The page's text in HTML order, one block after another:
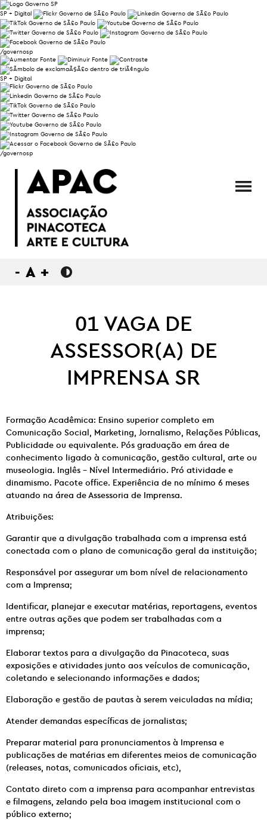
SP + Digital
/governosp
SP + Digital
/governosp
- A +
01 VAGA DE
ASSESSOR(A) DE
IMPRENSA SR
Formação Acadêmica: Ensino superior completo em
Comunicação Social, Marketing, Jornalismo, Relações Públicas,
Publicidade ou equivalente. Pós graduação em área de
conhecimento ligado à comunicação, gestão cultural, arte ou
museologia. Inglês – Nível Intermediário. Pró atividade e
dinamismo. Pacote office. Experiência de no mínimo 6 meses
atuando na área de Assessoria de Imprensa.
Atribuições:
Garantir que a divulgação trabalhada com a imprensa está
conectada com o plano de comunicação geral da instituição;
Responsável por assegurar um bom nível de relacionamento
com a Imprensa;
Identificar, planejar e executar matérias, reportagens, eventos
entre outras ações que podem ser trabalhadas com a
imprensa;
Elaborar textos para a divulgação da Pinacoteca, suas
exposições e atividades junto aos veículos de comunicação,
coletando e selecionando informações e dados;
Elaboração e gestão de pautas à serem veiculadas na mídia;
Atender demandas específicas de jornalistas;
Preparar material para pronunciamentos à Imprensa e
publicações de matérias em diferentes meios de comunicação
(releases, notas, comunicados oficiais, etc),
Contato direto com a imprensa para acompanhar entrevistas
e filmagens, zelando pela boa imagem institucional com o
público externo;